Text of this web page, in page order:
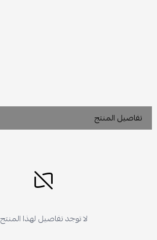
تفاصيل المنتج
لا توجد تفاصيل لهذا المنتج